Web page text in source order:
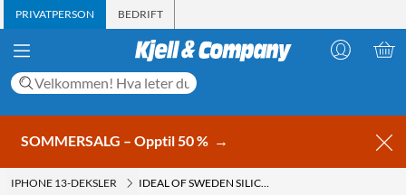
PRIVATPERSON BEDRIFT
SOMMERSALG – Opptil 50 % →
IPHONE 13-DEKSLER IDEAL OF SWEDEN SILICONE MAGSAFE CASE – MOBILDEKSEL TIL IPHONE 13, 14, 15, 16E OG 17E PERFECT BEIGE